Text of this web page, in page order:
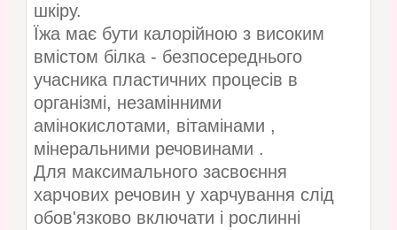
шкіру.
Їжа має бути калорійною з високим
вмістом білка - безпосереднього
учасника пластичних процесів в
організмі, незамінними
амінокислотами, вітамінами ,
мінеральними речовинами .
Для максимального засвоєння
харчових речовин у харчування слід
обов'язково включати і рослинні